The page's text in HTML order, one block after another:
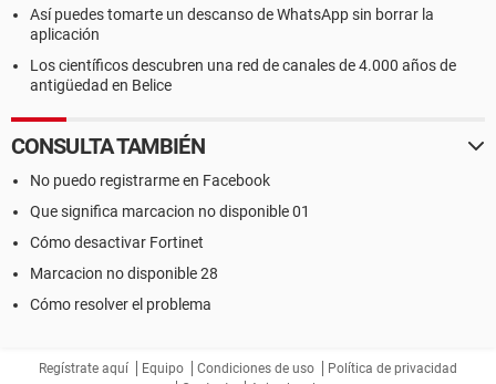
Así puedes tomarte un descanso de WhatsApp sin borrar la
aplicación
Los científicos descubren una red de canales de 4.000 años de
antigüedad en Belice
CONSULTA TAMBIÉN
No puedo registrarme en Facebook
Que significa marcacion no disponible 01
Cómo desactivar Fortinet
Marcacion no disponible 28
Cómo resolver el problema
Regístrate aquí Equipo Condiciones de uso
Política de privacidad